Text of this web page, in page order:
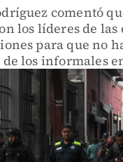
comentó
los líderes de
para que no
los informales
de la ciudad.